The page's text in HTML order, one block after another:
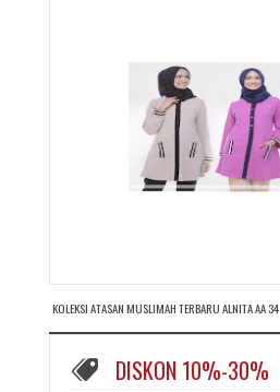
KOLEKSI ATASAN MUSLIMAH TERBARU ALNITA AA 34
DISKON 10%-30%